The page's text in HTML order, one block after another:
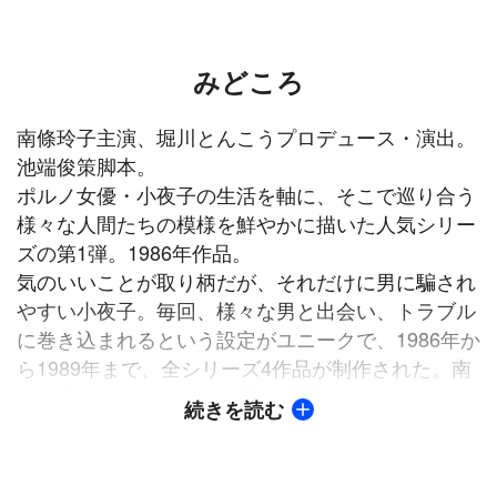
みどころ
南條玲子主演、堀川とんこうプロデュース・演出。
池端俊策脚本。
ポルノ女優・小夜子の生活を軸に、そこで巡り合う
様々な人間たちの模様を鮮やかに描いた人気シリー
ズの第1弾。1986年作品。
気のいいことが取り柄だが、それだけに男に騙され
やすい小夜子。毎回、様々な男と出会い、トラブル
に巻き込まれるという設定がユニークで、1986年か
ら1989年まで、全シリーズ4作品が制作された。南
條玲子のどこか憎めない愛すべきキャラクター、そ
して大胆な演技が当時話題となった。また、演技派
続きを読む